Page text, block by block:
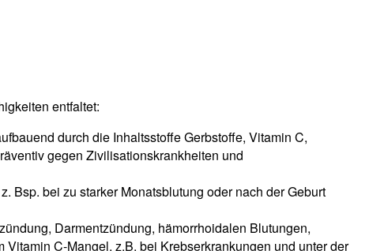
entfaltet:
durch die Inhaltsstoffe Gerbstoffe, Vitamin C,
gegen Zivilisationskrankheiten und
Bsp. bei zu starker Monatsblutung oder nach der Geburt
Darmentzündung, hämorrhoidalen Blutungen,
C-Mangel, z.B. bei Krebserkrankungen und unter der